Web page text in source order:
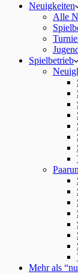
Neuigkeiten
Alle
Spielbetrieb
Mehr als